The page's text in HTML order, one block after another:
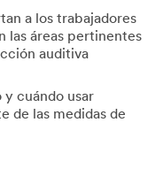
a los trabajadores
las áreas pertinentes
auditiva
y cuándo usar
de las medidas de